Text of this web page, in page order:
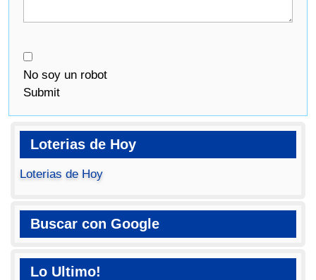
No soy un robot
Submit
Loterias de Hoy
Loterias de Hoy
Buscar con Google
Lo Ultimo!